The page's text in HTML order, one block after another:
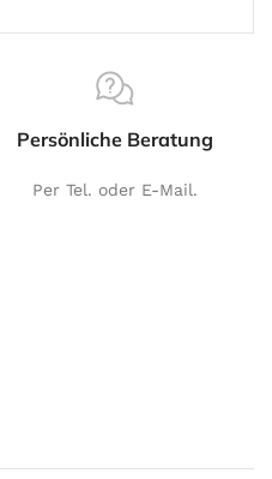
Persönliche Beratung
Per Tel. oder E-Mail.